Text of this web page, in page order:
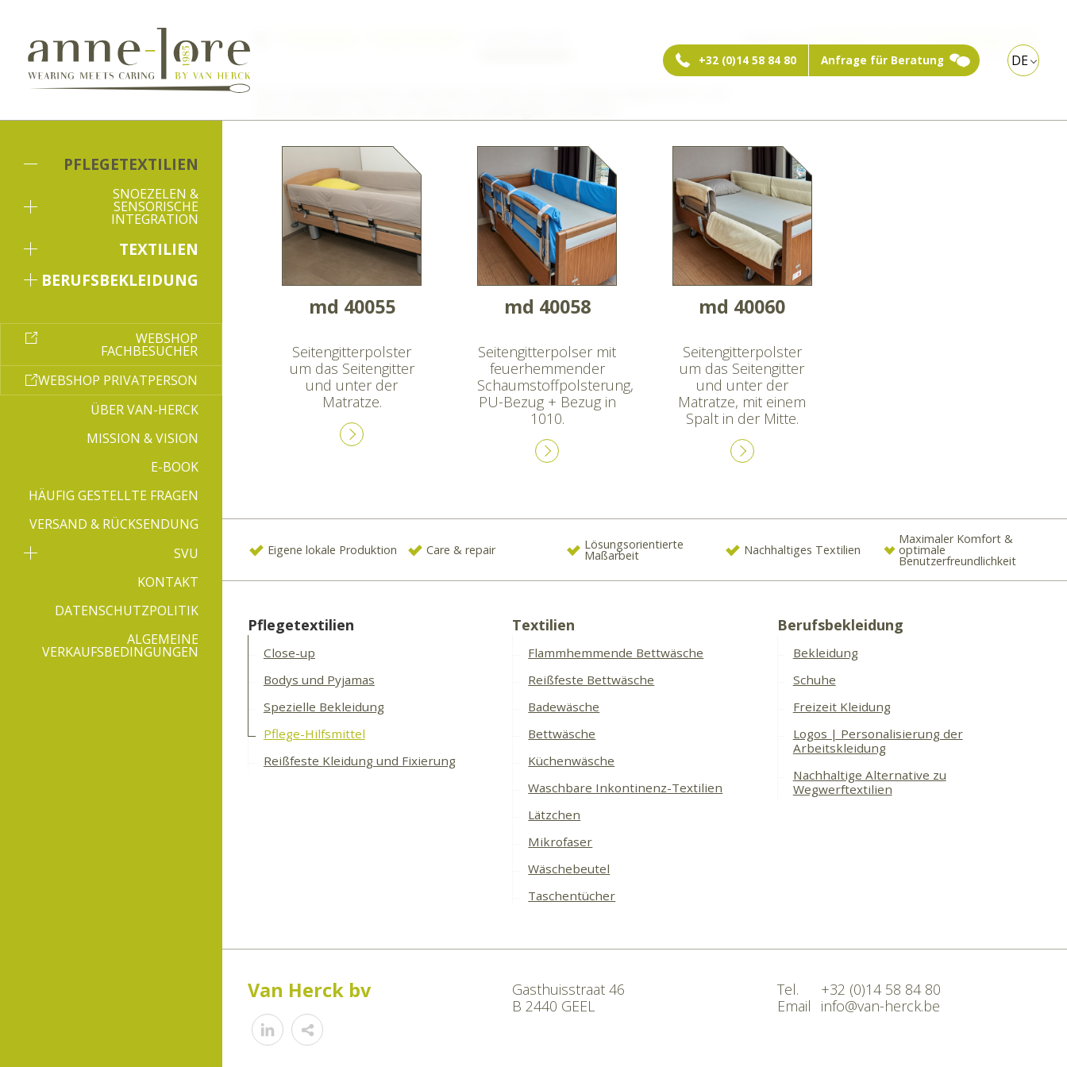
DE
+32 (0)14 58 84 80 Anfrage für Beratung
PFLEGETEXTILIEN
SNOEZELEN &
SENSORISCHE
INTEGRATION
TEXTILIEN
BERUFSBEKLEIDUNG
WEBSHOP
FACHBESUCHER
WEBSHOP PRIVATPERSON
ÜBER VAN-HERCK
MISSION & VISION
E-BOOK
HÄUFIG GESTELLTE FRAGEN
VERSAND & RÜCKSENDUNG
SVU
KONTAKT
DATENSCHUTZPOLITIK
ALGEMEINE
VERKAUFSBEDINGUNGEN
Webshop:
md 40055
Seitengitterpolster
um das Seitengitter
und unter der
Matratze.
md 40058
Seitengitterpolser mit
feuerhemmender
Schaumstoffpolsterung,
PU-Bezug + Bezug in
1010.
md 40060
Seitengitterpolster
um das Seitengitter
und unter der
Matratze, mit einem
Spalt in der Mitte.
Eigene lokale Produktion Care & repair Lösungsorientierte
Maßarbeit Nachhaltiges Textilien
Maximaler Komfort &
optimale
Benutzerfreundlichkeit
Pflegetextilien
Close-up
Bodys und Pyjamas
Spezielle Bekleidung
Pflege-Hilfsmittel
Reißfeste Kleidung und Fixierung
Textilien
Flammhemmende Bettwäsche
Reißfeste Bettwäsche
Badewäsche
Bettwäsche
Küchenwäsche
Waschbare Inkontinenz-Textilien
Lätzchen
Mikrofaser
Wäschebeutel
Taschentücher
Berufsbekleidung
Bekleidung
Schuhe
Freizeit Kleidung
Logos | Personalisierung der
Arbeitskleidung
Nachhaltige Alternative zu
Wegwerftextilien
Van Herck bv
Share
Gasthuisstraat 46
B 2440 GEEL
Tel.
+32 (0)14 58 84 80
Email
info@van-herck.be